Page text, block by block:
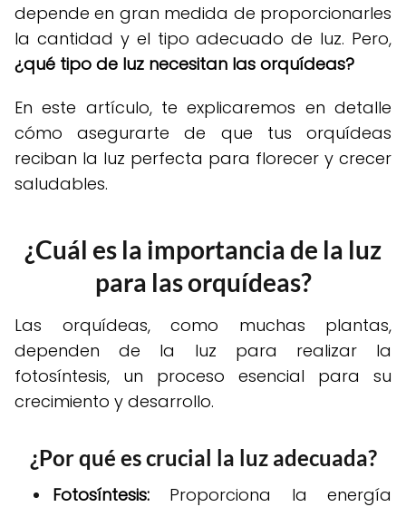
depende en gran medida de proporcionarles
la cantidad y el tipo adecuado de luz. Pero,
¿qué tipo de luz necesitan las orquídeas?
En este artículo, te explicaremos en detalle
cómo asegurarte de que tus orquídeas
reciban la luz perfecta para florecer y crecer
saludables.
¿Cuál es la importancia de la luz
para las orquídeas?
Las orquídeas, como muchas plantas,
dependen de la luz para realizar la
fotosíntesis, un proceso esencial para su
crecimiento y desarrollo.
¿Por qué es crucial la luz adecuada?
Fotosíntesis: Proporciona la energía